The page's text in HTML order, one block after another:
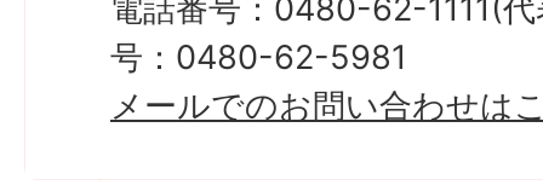
電話番号：0480-62-1111(
号：0480-62-5981
メールでのお問い合わせは